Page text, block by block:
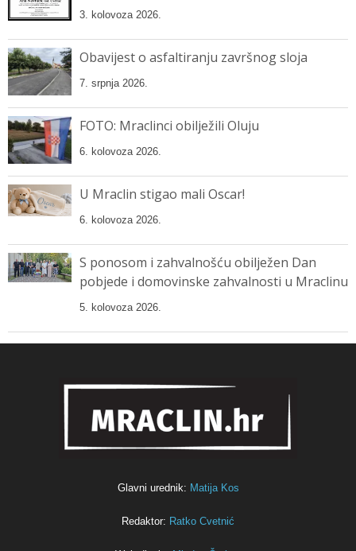
3. kolovoza 2026.
Obavijest o asfaltiranju završnog sloja
7. srpnja 2026.
FOTO: Mraclinci obilježili Oluju
6. kolovoza 2026.
U Mraclin stigao mali Oscar!
6. kolovoza 2026.
S ponosom i zahvalnošću obilježen Dan
pobjede i domovinske zahvalnosti u Mraclinu
5. kolovoza 2026.
Glavni urednik: Matija Kos
Redaktor: Ratko Cvetnić